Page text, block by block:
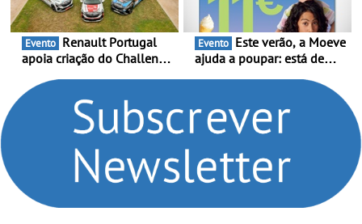
Evento
apoia criação do Challenge
compromisso com o
automobilismo nacional
continua em 2026
Evento
ajuda a poupar: está de
Volta” com descontos de